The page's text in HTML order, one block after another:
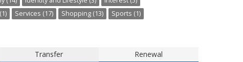
Services (17) Shopping (13)
Sports (1)
Transfer Renewal